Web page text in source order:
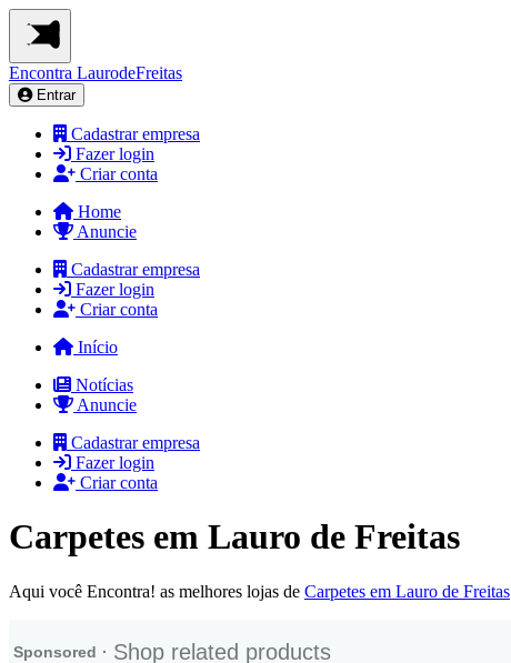
Encontra LaurodeFreitas
Entrar
Cadastrar empresa
Fazer login
Criar conta
Home
Anuncie
Cadastrar empresa
Fazer login
Criar conta
Início
Notícias
Anuncie
Cadastrar empresa
Fazer login
Criar conta
Carpetes em Lauro de Freitas
Aqui você Encontra! as melhores lojas de Carpetes em Lauro de Freitas